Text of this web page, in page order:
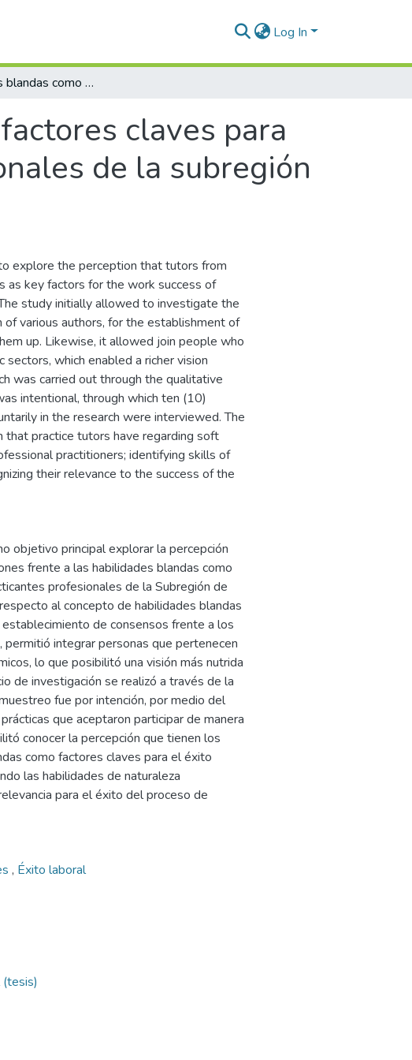
Log In
Habilidades blandas como factores claves para el éxito laboral en practicantes profesionales de la subregión de Urabá
claves para
de la subregión
explore the perception that tutors from
as key factors for the work success of
study initially allowed to investigate the
various authors, for the establishment of
up. Likewise, it allowed join people who
which enabled a richer vision
was carried out through the qualitative
intentional, through which ten (10)
in the research were interviewed. The
practice tutors have regarding soft
practitioners; identifying skills of
their relevance to the success of the
objetivo principal explorar la percepción
frente a las habilidades blandas como
profesionales de la Subregión de
al concepto de habilidades blandas
de consensos frente a los
integrar personas que pertenecen
lo que posibilitó una visión más nutrida
de investigación se realizó a través de la
fue por intención, por medio del
que aceptaron participar de manera
conocer la percepción que tienen los
como factores claves para el éxito
las habilidades de naturaleza
para el éxito del proceso de
, Éxito laboral